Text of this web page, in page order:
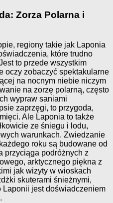
Zorza Polarna i
regiony takie jak Laponia
które trudno
to przede wszystkim
oczy zobaczyć spektakularne
na nocnym niebie niczym
na zorzę polarną, często
wypraw saniami
zaprzęgi, to przygoda,
Ale Laponia to także
ze śniegu i lodu,
warunkach. Zwiedzanie
roku są budowane od
przyciąga podróżnych z
arktycznego piękna z
jak wizyty w wioskach
skuterami śnieżnymi,
Laponii jest doświadczeniem